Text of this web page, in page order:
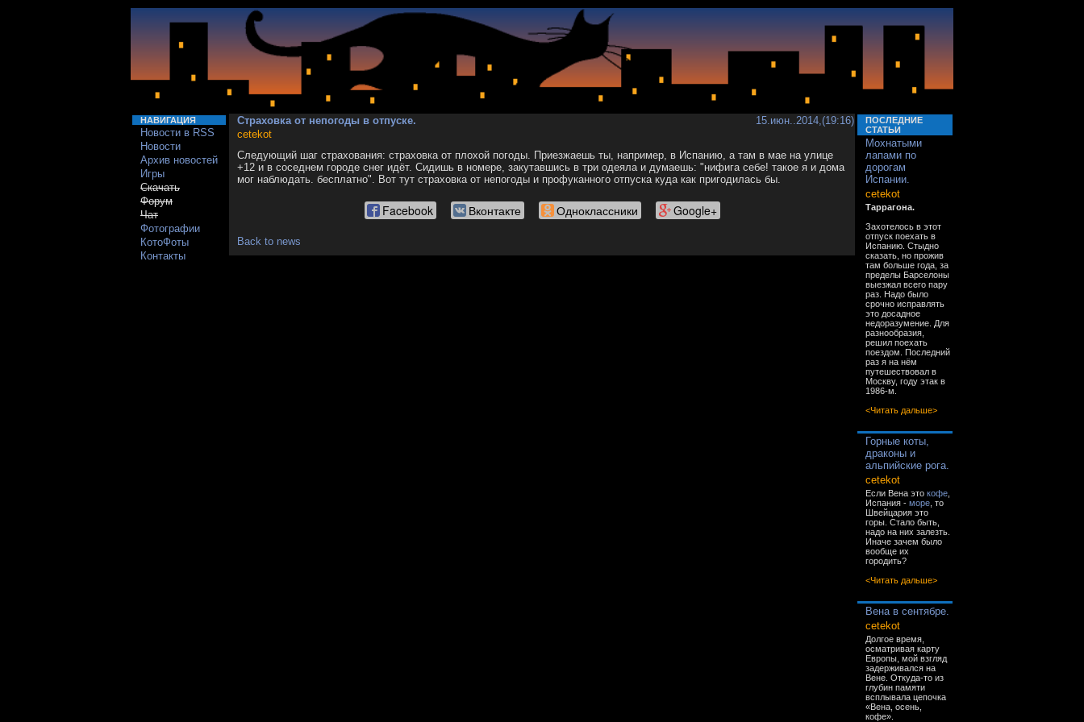
НАВИГАЦИЯ
Новости в RSS
Новости
Архив новостей
Игры
Скачать
Форум
Чат
Фотографии
КотоФоты
Контакты
Страховка от непогоды в отпуске.
15.июн..2014,(19:16)
cetekot
Следующий шаг страхования: страховка от плохой погоды. Приезжаешь ты, например, в Испанию, а там в мае на улице
+12 и в соседнем городе снег идёт. Сидишь в номере, закутавшись в три одеяла и думаешь: "нифига себе! такое я и дома
мог наблюдать. бесплатно". Вот тут страховка от непогоды и профуканного отпуска куда как пригодилась бы.
Facebook Вконтакте Одноклассники Google+
Back to news
ПОСЛЕДНИЕ
СТАТЬИ
Мохнатыми
лапами по
дорогам
Испании.
cetekot
Таррагона.
Захотелось в этот
отпуск поехать в
Испанию. Стыдно
сказать, но прожив
там больше года, за
пределы Барселоны
выезжал всего пару
раз. Надо было
срочно исправлять
это досадное
недоразумение. Для
разнообразия,
решил поехать
поездом. Последний
раз я на нём
путешествовал в
Москву, году этак в
1986-м.
<Читать дальше>
Горные коты,
драконы и
альпийские рога.
cetekot
Если Вена это кофе
Испания - море , то
Швейцария это
горы. Стало быть,
надо на них залезть.
Иначе зачем было
вообще их
городить?
<Читать дальше>
Вена в сентябре.
cetekot
Долгое время,
осматривая карту
Европы, мой взгляд
задерживался на
Вене. Откуда-то из
глубин памяти
всплывала цепочка
«Вена, осень,
кофе».